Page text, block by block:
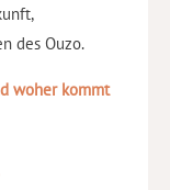
des Ouzo.
woher kommt